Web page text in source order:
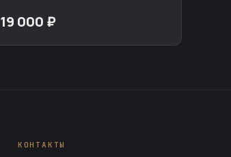
19 000 ₽
КОНТАКТЫ